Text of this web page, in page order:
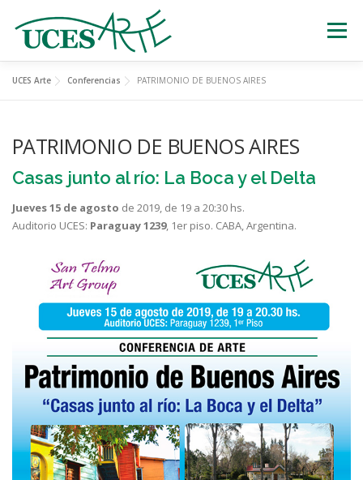
Menu
MÚSICA ESTATUAS VIVIENTES
OTRAS ACTIVIDADES
UCES Arte Conferencias PATRIMONIO DE BUENOS AIRES
PATRIMONIO DE BUENOS AIRES
Casas junto al río: La Boca y el Delta
Jueves 15 de agosto de 2019, de 19 a 20:30 hs.
Auditorio UCES: Paraguay 1239, 1er piso. CABA, Argentina.